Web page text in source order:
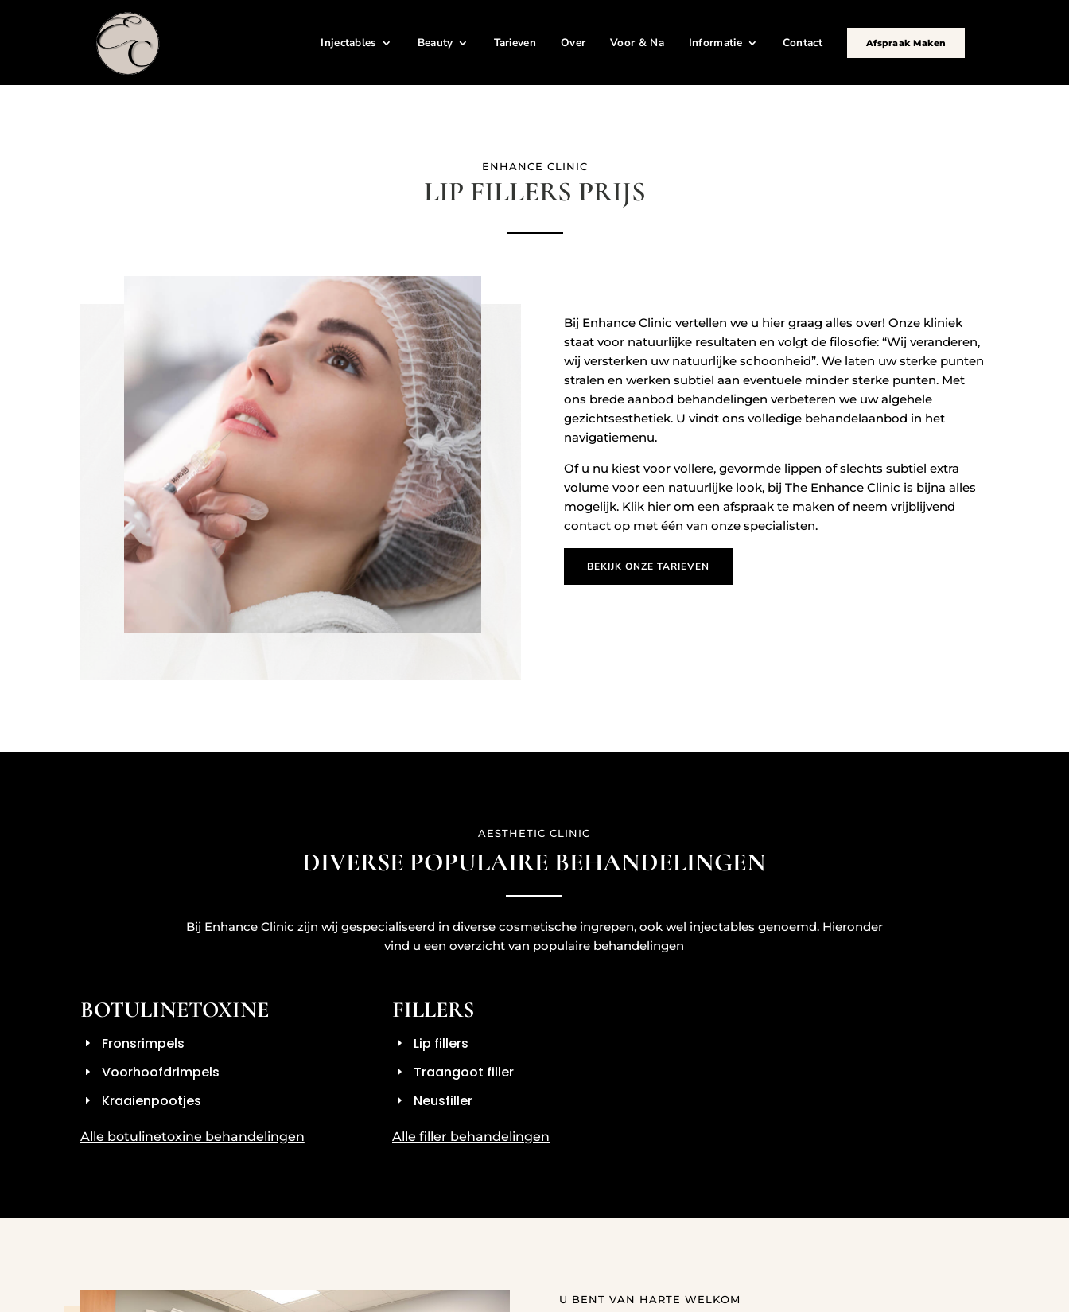
Injectables Beauty Tarieven Over Voor & Na Informatie Contact Afspraak Maken
ENHANCE CLINIC
LIP FILLERS PRIJS
Bij Enhance Clinic vertellen we u hier graag alles over! Onze kliniek
staat voor natuurlijke resultaten en volgt de filosofie: “Wij veranderen,
wij versterken uw natuurlijke schoonheid”. We laten uw sterke punten
stralen en werken subtiel aan eventuele minder sterke punten. Met
ons brede aanbod behandelingen verbeteren we uw algehele
gezichtsesthetiek. U vindt ons volledige behandelaanbod in het
navigatiemenu.
Of u nu kiest voor vollere, gevormde lippen of slechts subtiel extra
volume voor een natuurlijke look, bij The Enhance Clinic is bijna alles
mogelijk. Klik hier om een afspraak te maken of neem vrijblijvend
contact op met één van onze specialisten.
BEKIJK ONZE TARIEVEN
AESTHETIC CLINIC
DIVERSE POPULAIRE BEHANDELINGEN
Bij Enhance Clinic zijn wij gespecialiseerd in diverse cosmetische ingrepen, ook wel injectables genoemd. Hieronder
vind u een overzicht van populaire behandelingen
BOTULINETOXINE
Fronsrimpels
Voorhoofdrimpels
Kraaienpootjes
Alle botulinetoxine behandelingen
FILLERS
Lip fillers
Traangoot filler
Neusfiller
Alle filler behandelingen
U BENT VAN HARTE WELKOM